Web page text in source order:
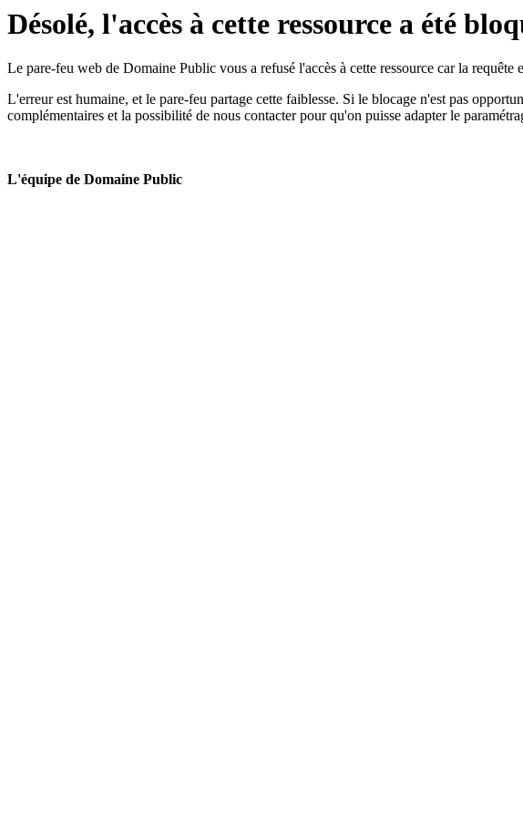
Désolé, l'accès à cette ressource a été
Le pare-feu web de Domaine Public vous a refusé l'accès à cette ressource car la requête
L'erreur est humaine, et le pare-feu partage cette faiblesse. Si le blocage n'est pas
complémentaires et la possibilité de nous contacter pour qu'on puisse adapter le
L'équipe de Domaine Public